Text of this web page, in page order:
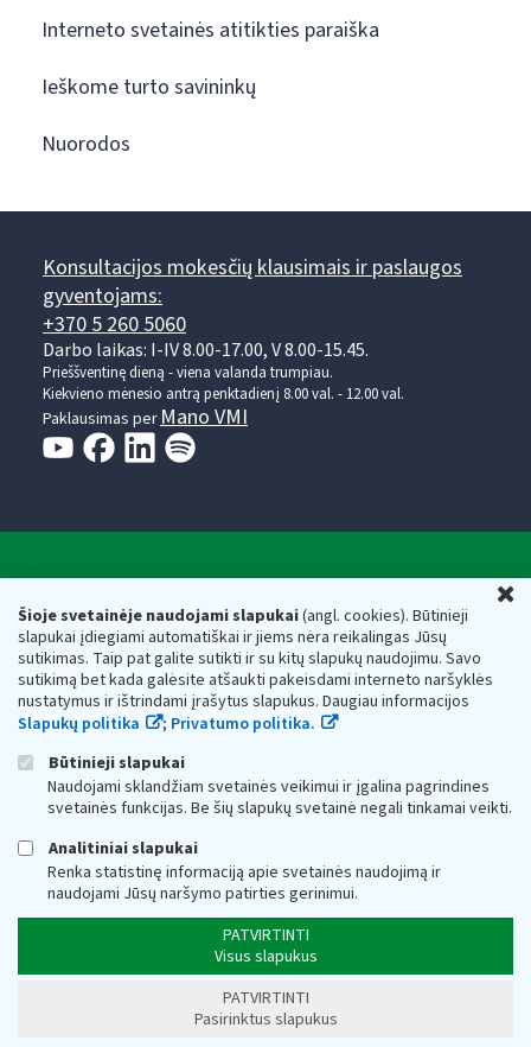
Šioje svetainėje naudojami slapukai(angl. cookies). Būtinieji
slapukai įdiegiami automatiškai ir jiems nėra reikalingas Jūsų
sutikimas. Taip pat galite sutikti ir su kitų slapukų naudojimu. Savo
sutikimą bet kada galėsite atšaukti pakeisdami interneto naršyklės
nustatymus ir ištrindami įrašytus slapukus. Daugiau informacijos
Slapukų politika
; Privatumo politika.
Būtinieji slapukai
Naudojami sklandžiam svetainės veikimui ir įgalina pagrindines
svetainės funkcijas. Be šių slapukų svetainė negali tinkamai veikti.
Analitiniai slapukai
Renka statistinę informaciją apie svetainės naudojimą ir
naudojami Jūsų naršymo patirties gerinimui.
PATVIRTINTI
Visus slapukus
PATVIRTINTI
Pasirinktus slapukus
Interneto svetainės atitikties paraiška
Ieškome turto savininkų
Nuorodos
Konsultacijos mokesčių klausimais ir paslaugos
gyventojams:
+370 5 260 5060
Darbo laikas: I-IV 8.00-17.00, V 8.00-15.45.
Prieššventinę dieną - viena valanda trumpiau.
Kiekvieno mėnesio antrą penktadienį 8.00 val. - 12.00 val.
Paklausimas perMano VMI
Valstybinė mokesčių inspekcija prie Lietuvos
Respublikos finansų ministerijos
Biudžetinė įstaiga. Juridinio asmens kodas — 188659752,
adresas: Vasario 16-osios g. 14, 01107 Vilnius, Lietuva, el.paštas:
vmi@vmi.lt , E. pristatymo dėžutės adresas 188659752
Duomenys apie Valstybinę mokesčių inspekciją prie Lietuvos
Respublikos finansų ministerijos kaupiami ir saugomi Juridinių